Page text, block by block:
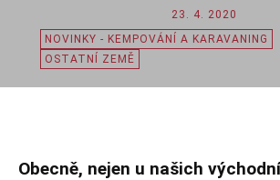
23. 4. 2020
NOVINKY - KEMPOVÁNÍ A KARAVANING
OSTATNÍ ZEMĚ
Obecně, nejen u našich